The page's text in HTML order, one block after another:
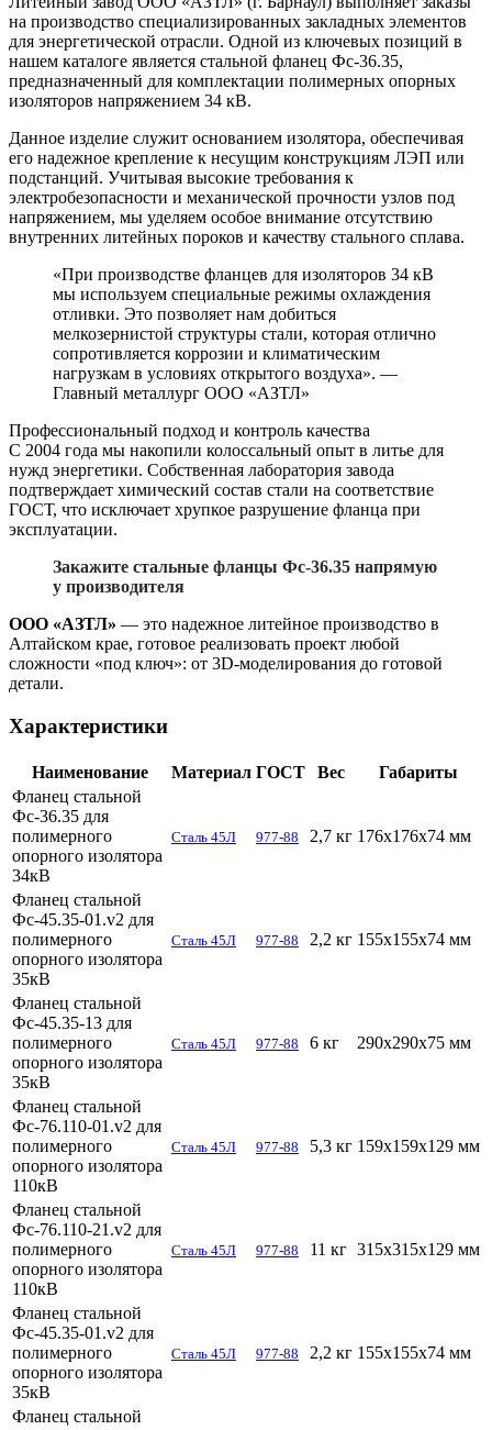
на производство специализированных закладных элементов
для энергетической отрасли. Одной из ключевых позиций в
нашем каталоге является стальной фланец Фс-36.35,
предназначенный для комплектации полимерных опорных
изоляторов напряжением 34 кВ.
Данное изделие служит основанием изолятора, обеспечивая
его надежное крепление к несущим конструкциям ЛЭП или
подстанций. Учитывая высокие требования к
электробезопасности и механической прочности узлов под
напряжением, мы уделяем особое внимание отсутствию
внутренних литейных пороков и качеству стального сплава.
«При производстве фланцев для изоляторов 34 кВ
мы используем специальные режимы охлаждения
отливки. Это позволяет нам добиться
мелкозернистой структуры стали, которая отлично
сопротивляется коррозии и климатическим
нагрузкам в условиях открытого воздуха». —
Главный металлург ООО «АЗТЛ»
Профессиональный подход и контроль качества
С 2004 года мы накопили колоссальный опыт в литье для
нужд энергетики. Собственная лаборатория завода
подтверждает химический состав стали на соответствие
ГОСТ, что исключает хрупкое разрушение фланца при
эксплуатации.
Закажите стальные фланцы Фс-36.35 напрямую
у производителя
ООО «АЗТЛ» — это надежное литейное производство в
Алтайском крае, готовое реализовать проект любой
сложности «под ключ»: от 3D-моделирования до готовой
детали.
Характеристики
Наименование Материал ГОСТ Вес
Габариты
Фланец стальной
Фс-36.35 для
полимерного
опорного изолятора
34кВ
Сталь 45Л 977-88 2,7 кг 176х176х74 мм
Фланец стальной
Фс-45.35-01.v2 для
полимерного
опорного изолятора
35кВ
Сталь 45Л 977-88 2,2 кг 155х155х74 мм
Фланец стальной
Фс-45.35-13 для
полимерного
опорного изолятора
35кВ
Сталь 45Л 977-88 6 кг 290х290х75 мм
Фланец стальной
Фс-76.110-01.v2 для
полимерного
опорного изолятора
110кВ
Сталь 45Л 977-88 5,3 кг 159х159х129 мм
Фланец стальной
Фс-76.110-21.v2 для
полимерного
опорного изолятора
110кВ
Сталь 45Л 977-88 11 кг 315х315х129 мм
Фланец стальной
Фс-45.35-01.v2 для
полимерного
опорного изолятора
35кВ
Сталь 45Л 977-88 2,2 кг 155х155х74 мм
Фланец стальной